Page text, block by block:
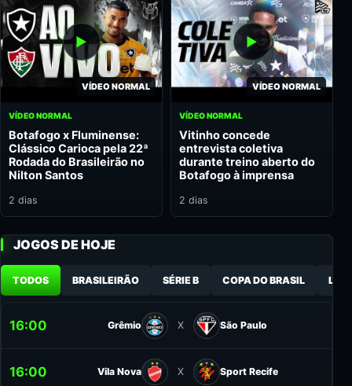
VÍDEO NORMAL
VÍDEO NORMAL
Botafogo x Fluminense:
Clássico Carioca pela 22ª
Rodada do Brasileirão no
Nilton Santos
2 dias
VÍDEO NORMAL
VÍDEO NORMAL
Vitinho concede
entrevista coletiva
durante treino aberto do
Botafogo à imprensa
2 dias
JOGOS DE HOJE
TODOS BRASILEIRÃO SÉRIE B COPA DO BRASIL
16:00 Grêmio X São Paulo
16:00 Vila Nova X Sport Recife